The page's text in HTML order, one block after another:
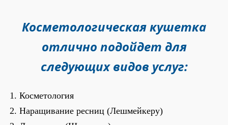
Косметологическая кушетка
отлично подойдет для
следующих видов услуг:
1. Косметология
2. Наращивание ресниц (Лешмейкеру)